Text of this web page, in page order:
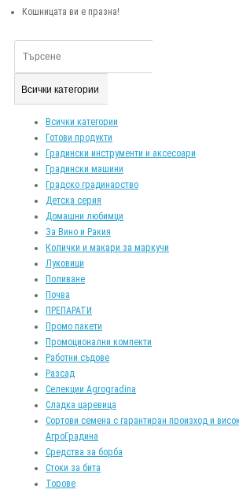
Кошницата ви е празна!
Всички категории
Всички категории
Готови продукти
Градински инструменти и аксесоари
Градински машини
Градско градинарство
Детска серия
Домашни любимци
За Вино и Ракия
Колички и макари за маркучи
Луковици
Поливане
Почва
ПРЕПАРАТИ
Промо пакети
Промоционални компекти
Работни съдове
Разсад
Селекции Agrogradina
Сладка царевица
Сортови семена с гарантиран произход и
АгроГрадина
Средства за борба
Стоки за бита
Торове